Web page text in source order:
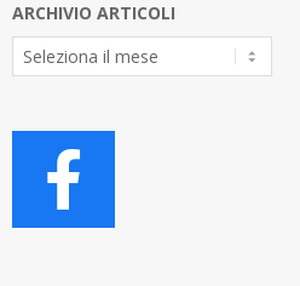
ARCHIVIO ARTICOLI
Archivio
Articoli